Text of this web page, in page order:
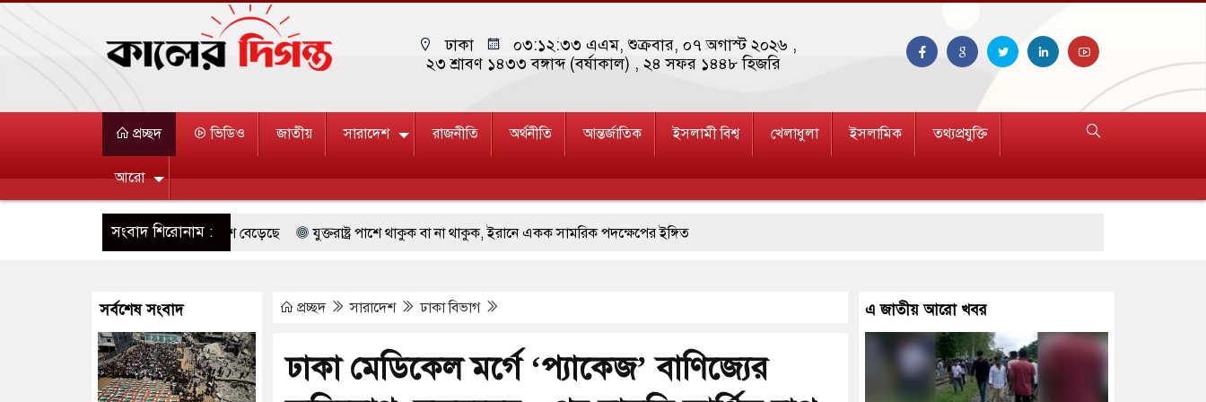
ঢাকা ০৩:১২:৩৪ এএম, শুক্রবার, ০৭ অগাস্ট ২০২৬ ,
২৩ শ্রাবণ ১৪৩৩ বঙ্গাব্দ (বর্ষাকাল) , ২৪ সফর ১৪৪৮ হিজরি
প্রচ্ছদ ভিডিও জাতীয় সারাদেশ রাজনীতি অর্থনীতি আন্তর্জাতিক ইসলামী বিশ্ব খেলাধুলা ইসলামিক তথ্যপ্রযুক্তি
আরো
সংবাদ শিরোনাম :
দক্ষিণ কোরিয়ার বন্দি ২৫ শতাংশ বেড়েছে যুক্তরাষ্ট্র পাশে থাকুক বা না থাকুক, ইরানে একক সামরিক পদক্ষেপের ইঙ্গিত
আবেদন, বরগুনার এসআইয়ের বিরুদ্ধে ব্যবস্থা নেওয়া জুলাই স্মৃতি জাদুঘর নতুন বাংলাদেশের পথচলার কেন্দ্র হবে: ড. ইউনূস
খাতে সৌদির বিনিয়োগের আহবান প্রধানমন্ত্রীর হাসপাতালে হামলায় ছাত্রদল ও ছাত্রলীগের আচরণ ইসরায়েলের মতো: সাদিক
ইসরায়েলীরা,হাতছাড়ার ঝুঁকিতে জরুরি বৈঠক জর্ডানের
প্রচ্ছদ সারাদেশ ঢাকা বিভাগ
ঢাকা মেডিকেল মর্গে ‘প্যাকেজ’ বাণিজ্যের
সর্বশেষ সংবাদ এ জাতীয় আরো খবর